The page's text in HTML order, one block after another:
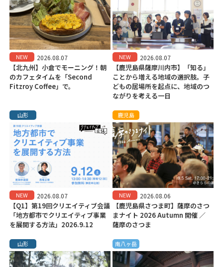
NEW 2026.08.07
【北九州】小倉でモーニング！朝
のカフェタイムを「Second
Fitzroy Coffee」で。
NEW 2026.08.07
【鹿児島県薩摩川内市】「知る」
ことから増える地域の選択肢。子
どもの居場所を起点に、地域のつ
ながりを考える一日
山形
NEW 2026.08.07
【Q1】第19回クリエイティブ会議
「地方都市でクリエイティブ事業
を展開する方法」2026.9.12
鹿児島
NEW 2026.08.06
【鹿児島県さつま町】薩摩のさつ
まナイト 2026 Autumn 開催 ／
薩摩のさつま
山形 南八ヶ岳